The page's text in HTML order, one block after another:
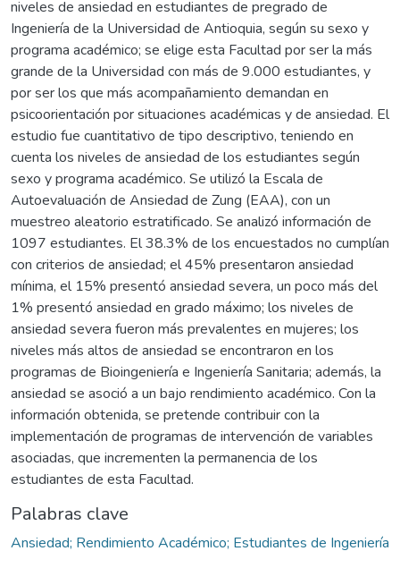
niveles de ansiedad en estudiantes de pregrado de
Ingeniería de la Universidad de Antioquia, según su sexo y
programa académico; se elige esta Facultad por ser la más
grande de la Universidad con más de 9.000 estudiantes, y
por ser los que más acompañamiento demandan en
psicoorientación por situaciones académicas y de ansiedad. El
estudio fue cuantitativo de tipo descriptivo, teniendo en
cuenta los niveles de ansiedad de los estudiantes según
sexo y programa académico. Se utilizó la Escala de
Autoevaluación de Ansiedad de Zung (EAA), con un
muestreo aleatorio estratificado. Se analizó información de
1097 estudiantes. El 38.3% de los encuestados no cumplían
con criterios de ansiedad; el 45% presentaron ansiedad
mínima, el 15% presentó ansiedad severa, un poco más del
1% presentó ansiedad en grado máximo; los niveles de
ansiedad severa fueron más prevalentes en mujeres; los
niveles más altos de ansiedad se encontraron en los
programas de Bioingeniería e Ingeniería Sanitaria; además, la
ansiedad se asoció a un bajo rendimiento académico. Con la
información obtenida, se pretende contribuir con la
implementación de programas de intervención de variables
asociadas, que incrementen la permanencia de los
estudiantes de esta Facultad.
Palabras clave
Ansiedad; Rendimiento Académico; Estudiantes de Ingeniería